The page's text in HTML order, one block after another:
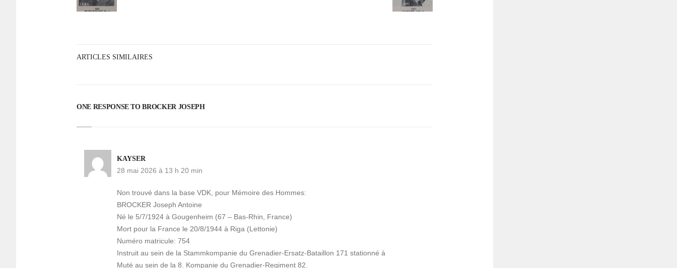
ARTICLES SIMILAIRES
ONE RESPONSE TO BROCKER JOSEPH
KAYSER
28 mai 2026 à 13 h 20 min
Non trouvé dans la base VDK, pour Mémoire des Hommes:
BROCKER Joseph Antoine
Né le 5/7/1924 à Gougenheim (67 – Bas-Rhin, France)
Mort pour la France le 20/8/1944 à Riga (Lettonie)
Numéro matricule: 754
Instruit au sein de la Stammkompanie du Grenadier-Ersatz-Bataillon 171 stationné à
Muté au sein de la 8. Kompanie du Grenadier-Regiment 82.